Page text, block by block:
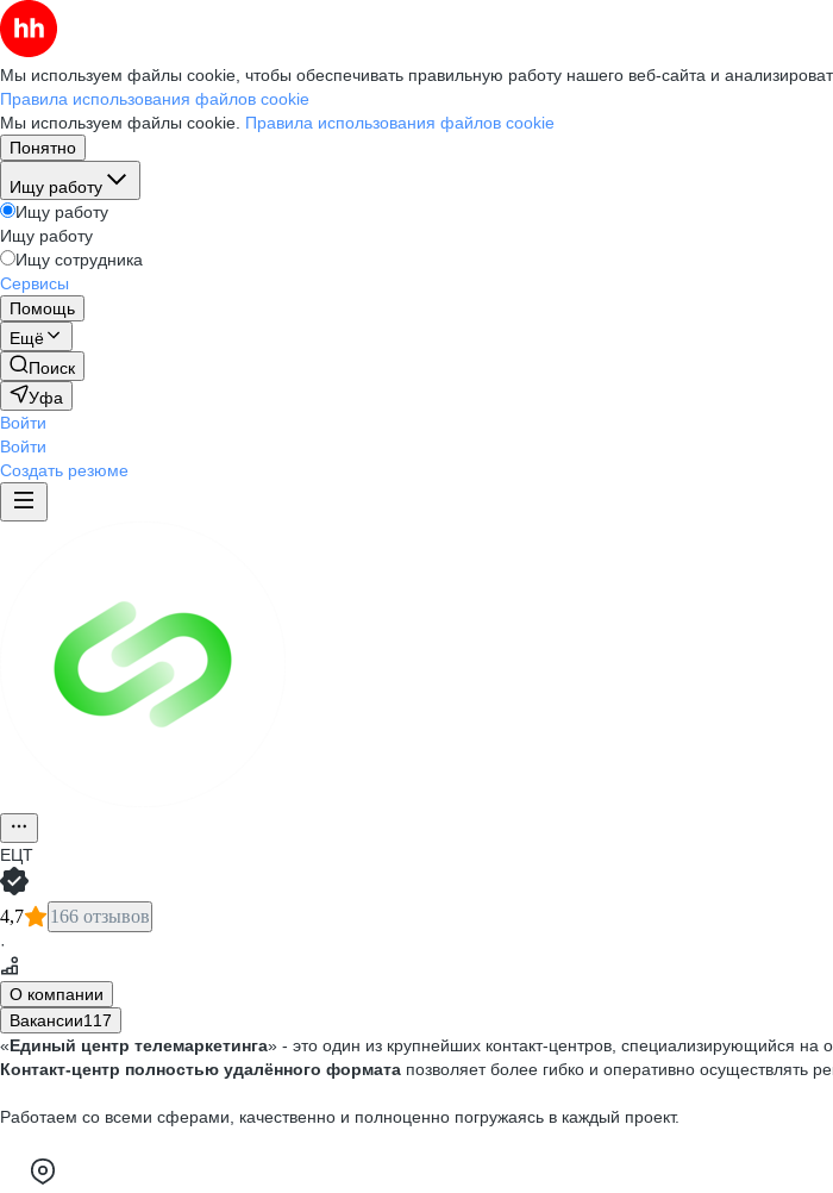
Мы используем файлы cookie, чтобы обеспечивать правильную работу нашего веб-сайта и
Правила использования файлов cookie
Мы используем файлы cookie. Правила использования файлов cookie
Понятно
Ищу работу
Ищу работу
Ищу работу
Ищу сотрудника
Сервисы
Помощь
Ещё
Поиск
Уфа
Войти
Войти
Создать резюме
ЕЦТ
4,7 166 отзывов
·
О компании
Вакансии117
«Единый центр телемаркетинга» - это один из крупнейших контакт-центров, специализирующийся на
Контакт-центр полностью удалённого формата позволяет более гибко и оперативно осуществлять
Работаем со всеми сферами, качественно и полноценно погружаясь в каждый проект.